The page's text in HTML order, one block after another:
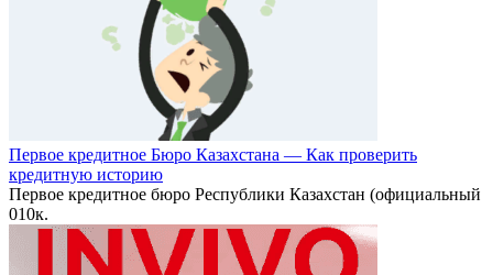
Первое кредитное Бюро Казахстана — Как проверить
кредитную историю
Первое кредитное бюро Республики Казахстан (официальный
010к.